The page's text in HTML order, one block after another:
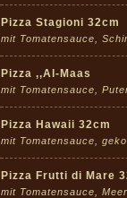
Pizza Stagioni 32cm
mit Tomatensauce,
Pizza ,,Al-Maas
mit Tomatensauce,
Pizza Hawaii 32cm
mit Tomatensauce,
Pizza Frutti di Mare
mit Tomatensauce,